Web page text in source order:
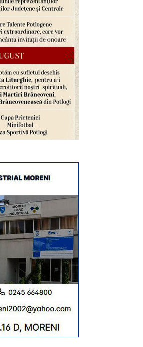
să vizitați Peștera Ialomiței, unul
obiective turistice ale județului
naturală, aerul curat și
montan oferă condițiile ideale
Media și pe Google News
RECLAMA